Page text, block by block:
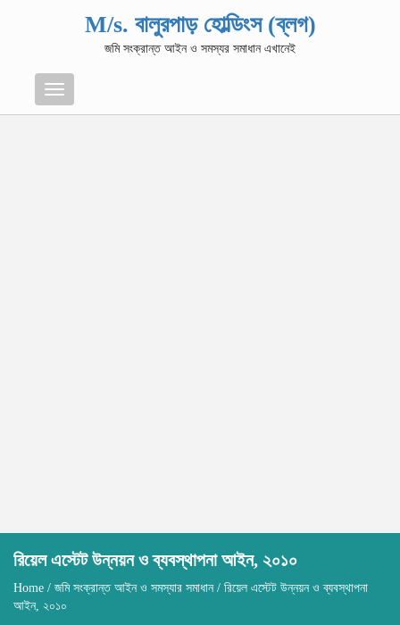
M/s. বালুরপাড় হোল্ডিংস (ব্লগ)
জমি সংক্রান্ত আইন ও সমস্যর সমাধান এখানেই
Menu
রিয়েল এস্টেট উন্নয়ন ও ব্যবস্থাপনা আইন, ২০১০
Home / জমি সংক্রান্ত আইন ও সমস্যার সমাধান/ রিয়েল এস্টেট উন্নয়ন ও ব্যবস্থাপনা
আইন, ২০১০